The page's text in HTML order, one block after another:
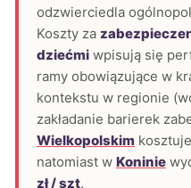
odzwierciedla
Koszty za
dziećmi wpisują się
ramy obowiązujące w
kontekstu w regionie
zakładanie barierek
Wielkopolskim
natomiast w Koninie
zł / szt.